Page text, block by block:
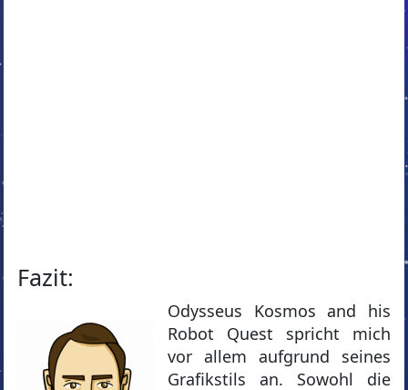
Fazit:
Odysseus Kosmos and his
Robot Quest spricht mich
vor allem aufgrund seines
Grafikstils an. Sowohl die